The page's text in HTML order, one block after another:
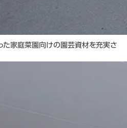
た家庭菜園向けの園芸資材を充実さ